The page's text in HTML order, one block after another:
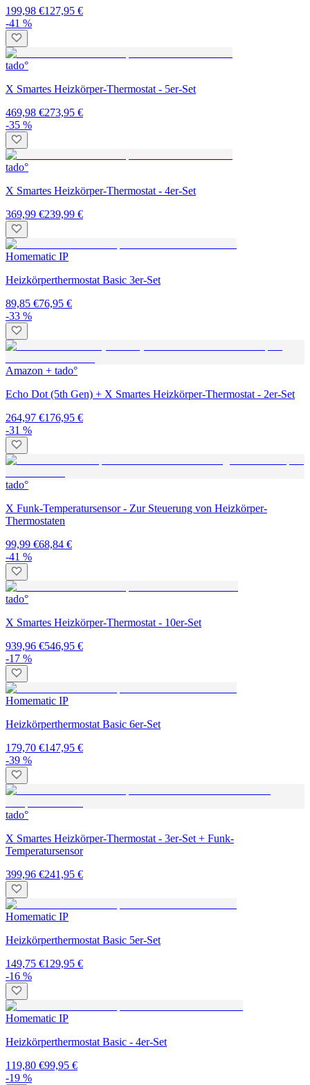
199,98 €127,95 €
-41 %
tado°
X Smartes Heizkörper-Thermostat - 5er-Set
469,98 €273,95 €
-35 %
tado°
X Smartes Heizkörper-Thermostat - 4er-Set
369,99 €239,99 €
Homematic IP
Heizkörperthermostat Basic 3er-Set
89,85 €76,95 €
-33 %
Amazon + tado°
Echo Dot (5th Gen) + X Smartes Heizkörper-Thermostat - 2er-Set
264,97 €176,95 €
-31 %
tado°
X Funk-Temperatursensor - Zur Steuerung von Heizkörper-
Thermostaten
99,99 €68,84 €
-41 %
tado°
X Smartes Heizkörper-Thermostat - 10er-Set
939,96 €546,95 €
-17 %
Homematic IP
Heizkörperthermostat Basic 6er-Set
179,70 €147,95 €
-39 %
tado°
X Smartes Heizkörper-Thermostat - 3er-Set + Funk-
Temperatursensor
399,96 €241,95 €
Homematic IP
Heizkörperthermostat Basic 5er-Set
149,75 €129,95 €
-16 %
Homematic IP
Heizkörperthermostat Basic - 4er-Set
119,80 €99,95 €
-19 %